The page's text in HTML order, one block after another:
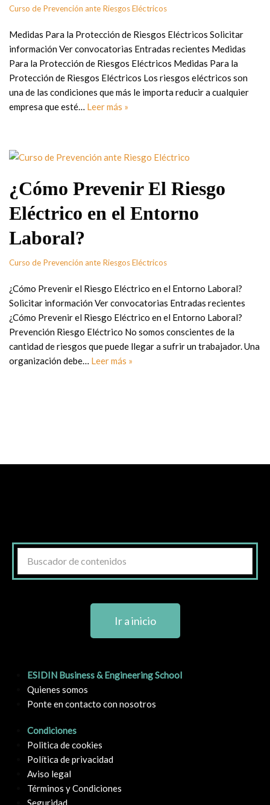
Curso de Prevención ante Riesgos Eléctricos
Medidas Para la Protección de Riesgos Eléctricos Solicitar
información Ver convocatorias Entradas recientes Medidas
Para la Protección de Riesgos Eléctricos Medidas Para la
Protección de Riesgos Eléctricos Los riesgos eléctricos son
una de las condiciones que más le importa reducir a cualquier
empresa que esté… Leer más »
¿Cómo Prevenir El Riesgo
Eléctrico en el Entorno
Laboral?
Curso de Prevención ante Riesgos Eléctricos
¿Cómo Prevenir el Riesgo Eléctrico en el Entorno Laboral?
Solicitar información Ver convocatorias Entradas recientes
¿Cómo Prevenir el Riesgo Eléctrico en el Entorno Laboral?
Prevención Riesgo Eléctrico No somos conscientes de la
cantidad de riesgos que puede llegar a sufrir un trabajador. Una
organización debe… Leer más »
Ir a inicio
ESIDIN Business & Engineering School
Quienes somos
Ponte en contacto con nosotros
Condiciones
Politica de cookies
Política de privacidad
Aviso legal
Términos y Condiciones
Seguridad